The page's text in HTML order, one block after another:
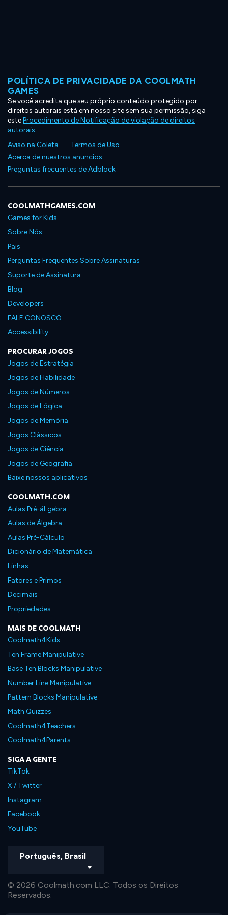
POLÍTICA DE PRIVACIDADE DA COOLMATH
GAMES
Se você acredita que seu próprio conteúdo protegido por
direitos autorais está em nosso site sem sua permissão, siga
esteProcedimento de Notificação de violação de direitos
autorais.
Aviso na Coleta
Termos de Uso
Acerca de nuestros anuncios
Preguntas frecuentes de Adblock
COOLMATHGAMES.COM
Games for Kids
Sobre Nós
Pais
Perguntas Frequentes Sobre Assinaturas
Suporte de Assinatura
Blog
Developers
FALE CONOSCO
Accessibility
PROCURAR JOGOS
Jogos de Estratégia
Jogos de Habilidade
Jogos de Números
Jogos de Lógica
Jogos de Memória
Jogos Clássicos
Jogos de Ciência
Jogos de Geografia
Baixe nossos aplicativos
COOLMATH.COM
Aulas Pré-áLgebra
Aulas de Álgebra
Aulas Pré-Cálculo
Dicionário de Matemática
Linhas
Fatores e Primos
Decimais
Propriedades
MAIS DE COOLMATH
Coolmath4Kids
Ten Frame Manipulative
Base Ten Blocks Manipulative
Number Line Manipulative
Pattern Blocks Manipulative
Math Quizzes
Coolmath4Teachers
Coolmath4Parents
SIGA A GENTE
TikTok
X / Twitter
Instagram
Facebook
YouTube
Português, Brasil
© 2026 Coolmath.com LLC. Todos os Direitos
Reservados.